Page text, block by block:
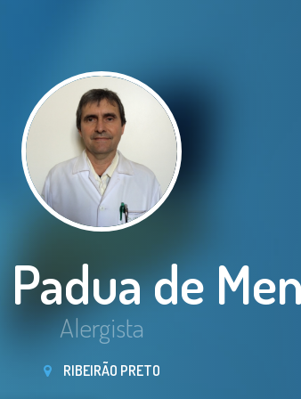
Padua de
Alergista
RIBEIRÃO PRETO